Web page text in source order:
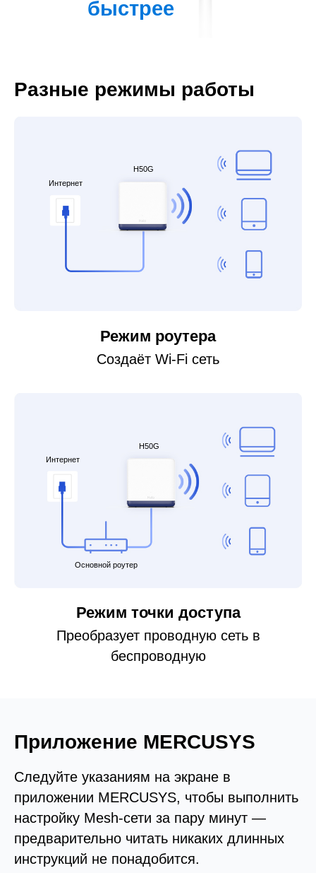
быстрее
Разные режимы работы
Интернет
H50G
Режим роутера
Создаёт Wi-Fi сеть
Интернет
H50G
Основной роутер
Режим точки доступа
Преобразует проводную сеть в
беспроводную
Приложение MERCUSYS
Следуйте указаниям на экране в
приложении MERCUSYS, чтобы выполнить
настройку Mesh-сети за пару минут —
предварительно читать никаких длинных
инструкций не понадобится.